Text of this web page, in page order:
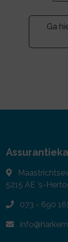
Ga
5215 AE 's-
073 - 690